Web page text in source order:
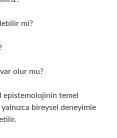
mi?
olur mu?
epistemolojinin temel
bireysel deneyimle